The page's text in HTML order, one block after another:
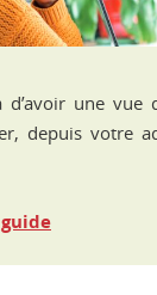
une vue
depuis votre